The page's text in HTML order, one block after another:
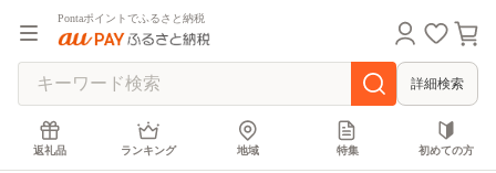
Pontaポイントでふるさと納税
詳細検索
返礼品 ランキング 地域 特集 初めての方